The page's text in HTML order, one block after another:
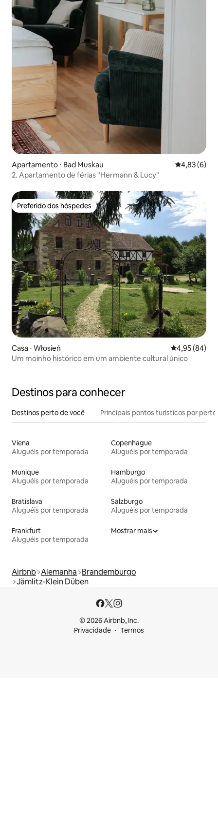
Apartamento ⋅ Bad Muskau 4,83 de uma
4,83 (6)
2. Apartamento de férias "Hermann & Lucy"
Preferido dos hóspedes
Preferido dos hóspedes
Casa ⋅ Włosień 4,95 de uma
4,95 (84)
Um moinho histórico em um ambiente cultural único
Destinos para conhecer
Destinos perto de você Principais pontos turísticos por perto
Viena
Aluguéis por temporada
Copenhague
Aluguéis por temporada
Munique
Aluguéis por temporada
Hamburgo
Aluguéis por temporada
Bratislava
Aluguéis por temporada
Salzburgo
Aluguéis por temporada
Frankfurt
Aluguéis por temporada
Mostrar mais
Airbnb Alemanha Brandemburgo
Jämlitz-Klein Düben
© 2026 Airbnb, Inc.
Privacidade
Termos